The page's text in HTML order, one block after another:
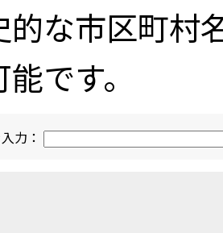
的な市区町村
です。
力：